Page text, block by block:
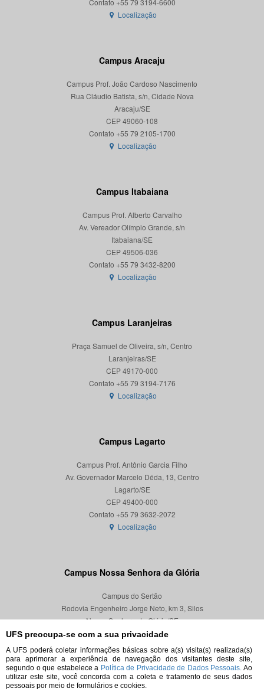
UFS preocupa-se com a sua privacidade
A UFS poderá coletar informações básicas sobre a(s) visita(s) realizada(s)
para aprimorar a experiência de navegação dos visitantes deste site,
segundo o que estabelece a Política de Privacidade de Dados Pessoais. Ao
utilizar este site, você concorda com a coleta e tratamento de seus dados
pessoais por meio de formulários e cookies.
Localização
Campus Aracaju
Campus Prof. João Cardoso Nascimento
Rua Cláudio Batista, s/n, Cidade Nova
Aracaju/SE
CEP 49060-108
Localização
Campus Itabaiana
Campus Prof. Alberto Carvalho
Av. Vereador Olímpio Grande, s/n
Itabaiana/SE
CEP 49506-036
Localização
Campus Laranjeiras
Praça Samuel de Oliveira, s/n, Centro
Laranjeiras/SE
CEP 49170-000
Localização
Campus Lagarto
Campus Prof. Antônio Garcia Filho
Av. Governador Marcelo Déda, 13, Centro
Lagarto/SE
CEP 49400-000
Localização
Campus Nossa Senhora da Glória
Campus do Sertão
Rodovia Engenheiro Jorge Neto, km 3, Silos
Nossa Senhora da Glória/SE
CEP 49680-000
Localização